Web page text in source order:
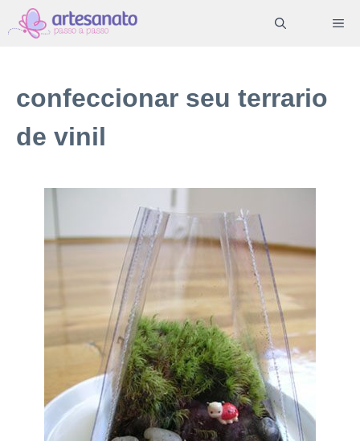
Pular
para
conteúdo
confeccionar seu terrario
de vinil